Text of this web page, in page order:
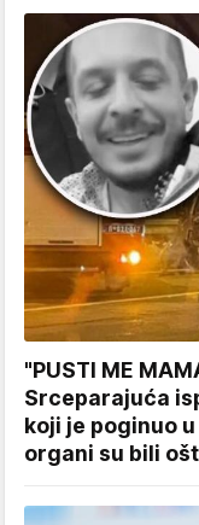
"PUSTI ME
Srceparajuća
koji je poginuo
organi su bili